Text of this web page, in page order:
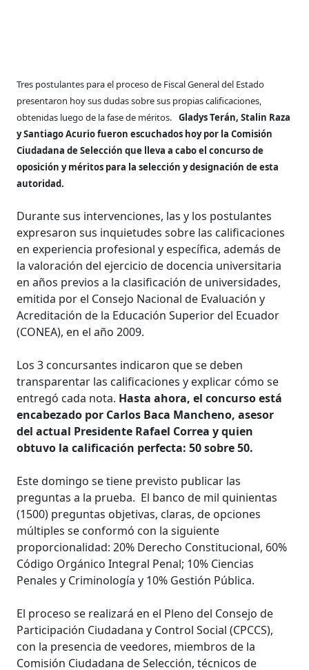
Tres postulantes para el proceso de Fiscal General del Estado
presentaron hoy sus dudas sobre sus propias calificaciones,
obtenidas luego de la fase de méritos. Gladys Terán, Stalin Raza
y Santiago Acurio fueron escuchados hoy por laComisión
Ciudadana de Selección que lleva a cabo el concurso de
oposición y méritos para la selección y designación de esta
autoridad.
Durante sus intervenciones, las y los postulantes
expresaron sus inquietudes sobre las calificaciones
en experiencia profesional y específica, además de
la valoración del ejercicio de docencia universitaria
en años previos a la clasificación de universidades,
emitida por el Consejo Nacional de Evaluación y
Acreditación de la Educación Superior del Ecuador
(CONEA), en el año 2009.
Los 3 concursantes indicaron que se deben
transparentar las calificaciones y explicar cómo se
entregó cada nota. Hasta ahora, el concurso está
encabezado por Carlos Baca Mancheno, asesor
del actual Presidente Rafael Correa y quien
obtuvo la calificación perfecta: 50 sobre 50.
Este domingo se tiene previsto publicar las
preguntas a la prueba. El banco de mil quinientas
(1500) preguntas objetivas, claras, de opciones
múltiples se conformó con la siguiente
proporcionalidad: 20% Derecho Constitucional, 60%
Código Orgánico Integral Penal; 10% Ciencias
Penales y Criminología y 10% Gestión Pública.
El proceso se realizará en el Pleno del Consejo de
Participación Ciudadana y Control Social (CPCCS),
con la presencia de veedores, miembros de la
Comisión Ciudadana de Selección, técnicos de